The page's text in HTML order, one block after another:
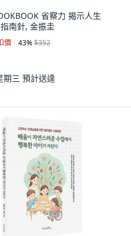
省察力 揭示人生
南針, 金振圭
價 43%$352
期三 預計送達